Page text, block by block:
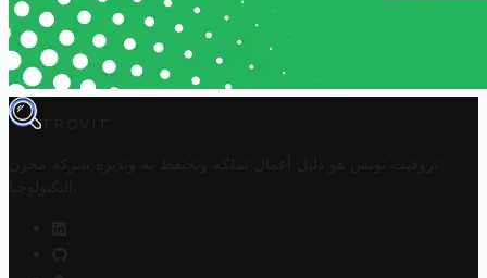
TROVIT
تروفيت تونس هو دليل أعمال تملكه وتحتفظ به وتديره
شركة مخزن
التكنولوجيا